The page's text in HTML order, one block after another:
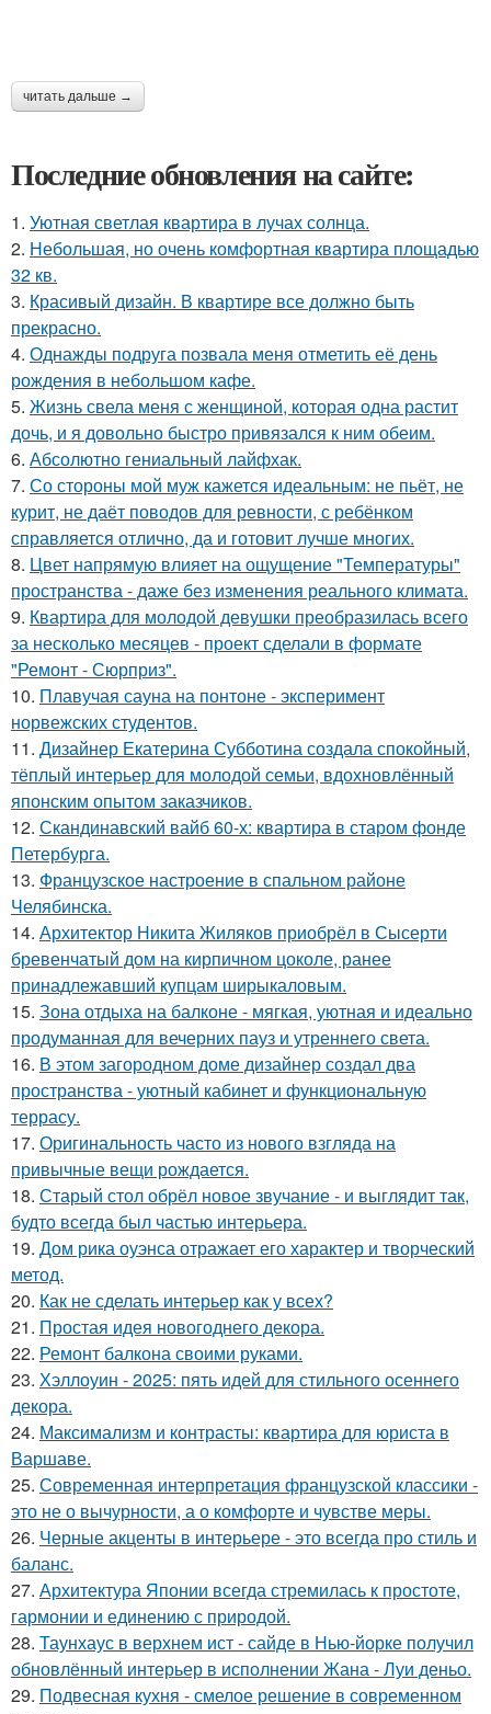
читать дальше →
Последние обновления на сайте:
1. Уютная светлая квартира в лучах солнца.
2. Небольшая, но очень комфортная квартира площадью
32 кв.
3. Красивый дизайн. В квартире все должно быть
прекрасно.
4. Однажды подруга позвала меня отметить её день
рождения в небольшом кафе.
5. Жизнь свела меня с женщиной, которая одна растит
дочь, и я довольно быстро привязался к ним обеим.
6. Абсолютно гениальный лайфхак.
7. Со стороны мой муж кажется идеальным: не пьёт, не
курит, не даёт поводов для ревности, с ребёнком
справляется отлично, да и готовит лучше многих.
8. Цвет напрямую влияет на ощущение "Температуры"
пространства - даже без изменения реального климата.
9. Квартира для молодой девушки преобразилась всего
за несколько месяцев - проект сделали в формате
"Ремонт - Сюрприз".
10. Плавучая сауна на понтоне - эксперимент
норвежских студентов.
11. Дизайнер Екатерина Субботина создала спокойный,
тёплый интерьер для молодой семьи, вдохновлённый
японским опытом заказчиков.
12. Скандинавский вайб 60-х: квартира в старом фонде
Петербурга.
13. Французское настроение в спальном районе
Челябинска.
14. Архитектор Никита Жиляков приобрёл в Сысерти
бревенчатый дом на кирпичном цоколе, ранее
принадлежавший купцам ширыкаловым.
15. Зона отдыха на балконе - мягкая, уютная и идеально
продуманная для вечерних пауз и утреннего света.
16. В этом загородном доме дизайнер создал два
пространства - уютный кабинет и функциональную
террасу.
17. Оригинальность часто из нового взгляда на
привычные вещи рождается.
18. Старый стол обрёл новое звучание - и выглядит так,
будто всегда был частью интерьера.
19. Дом рика оуэнса отражает его характер и творческий
метод.
20. Как не сделать интерьер как у всех?
21. Простая идея новогоднего декора.
22. Ремонт балкона своими руками.
23. Хэллоуин - 2025: пять идей для стильного осеннего
декора.
24. Максимализм и контрасты: квартира для юриста в
Варшаве.
25. Современная интерпретация французской классики -
это не о вычурности, а о комфорте и чувстве меры.
26. Черные акценты в интерьере - это всегда про стиль и
баланс.
27. Архитектура Японии всегда стремилась к простоте,
гармонии и единению с природой.
28. Таунхаус в верхнем ист - сайде в Нью-йорке получил
обновлённый интерьер в исполнении Жана - Луи деньо.
29. Подвесная кухня - смелое решение в современном